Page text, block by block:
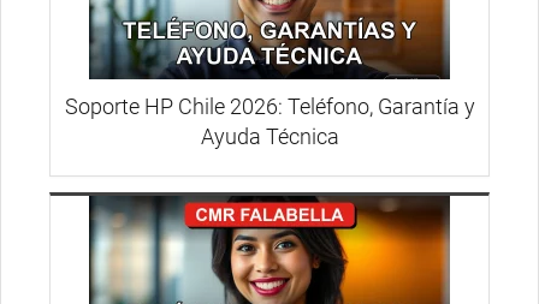
Soporte HP Chile 2026: Teléfono, Garantía y
Ayuda Técnica